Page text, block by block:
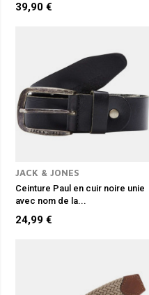
39,90 €
JACK & JONES
Ceinture Paul en cuir noire unie
avec nom de la...
24,99 €